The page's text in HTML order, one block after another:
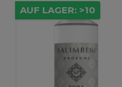
AUF LAGER: >10